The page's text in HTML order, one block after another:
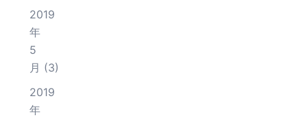
2019
年
5
月 (3)
2019
年